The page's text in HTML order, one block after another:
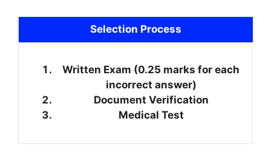
Selection Process
Written Exam (0.25 marks for each
incorrect answer)
Document Verification
Medical Test